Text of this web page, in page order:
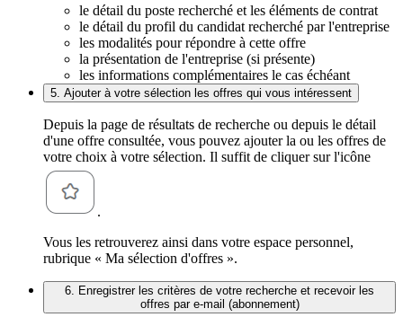
le détail du poste recherché et les éléments de contrat
le détail du profil du candidat recherché par l'entreprise
les modalités pour répondre à cette offre
la présentation de l'entreprise (si présente)
les informations complémentaires le cas échéant
5. Ajouter à votre sélection les offres qui vous intéressent
Depuis la page de résultats de recherche ou depuis le détail
d'une offre consultée, vous pouvez ajouter la ou les offres de
votre choix à votre sélection. Il suffit de cliquer sur l'icône
.
Vous les retrouverez ainsi dans votre espace personnel,
rubrique « Ma sélection d'offres ».
6. Enregistrer les critères de votre recherche et recevoir les
offres par e-mail (abonnement)